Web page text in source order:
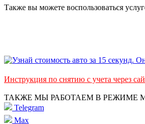
Также вы можете воспользоваться
Инструкция по снятию с учета через
ТАКЖЕ МЫ РАБОТАЕМ В РЕЖИМЕ
Telegram
Max